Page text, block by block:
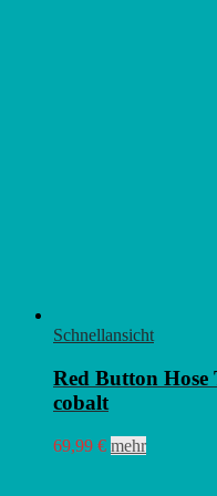
Schnellansicht
Red Button Hose
cobalt
69,99 € mehrDieses